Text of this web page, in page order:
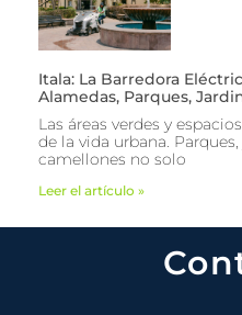
Itala: La Barredora
Alamedas, Parques,
Las áreas verdes y
de la vida urbana.
camellones no solo
Leer el artículo »